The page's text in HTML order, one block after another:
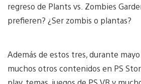
regreso de Plants vs. Zombies
prefieren? ¿Ser zombis o plantas?
Además de estos tres, durante
muchos otros contenidos en PS